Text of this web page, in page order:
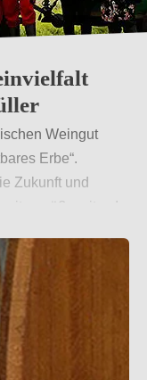
Weingut
Erbe“.
Zukunft und
weiter. In
seitdem selbst.
im Portfolio.